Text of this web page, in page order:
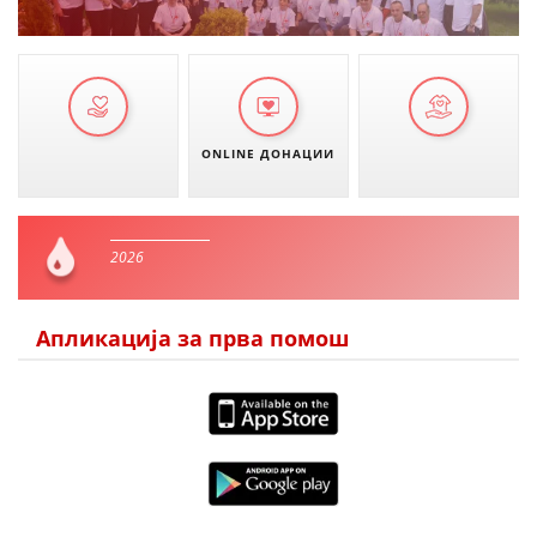
ONLINE ДОНАЦИИ
2026
Апликација за прва помош